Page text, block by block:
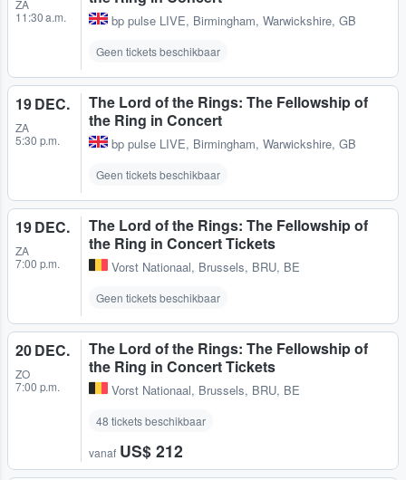
ZA
11:30 a.m.
bp pulse LIVE, Birmingham, Warwickshire, GB
Geen tickets beschikbaar
19 DEC.
ZA
5:30 p.m.
The Lord of the Rings: The Fellowship of
the Ring in Concert
bp pulse LIVE, Birmingham, Warwickshire, GB
Geen tickets beschikbaar
19 DEC.
ZA
7:00 p.m.
The Lord of the Rings: The Fellowship of
the Ring in Concert Tickets
Vorst Nationaal, Brussels, BRU, BE
Geen tickets beschikbaar
20 DEC.
ZO
7:00 p.m.
The Lord of the Rings: The Fellowship of
the Ring in Concert Tickets
Vorst Nationaal, Brussels, BRU, BE
48 tickets beschikbaar
vanaf US$ 212